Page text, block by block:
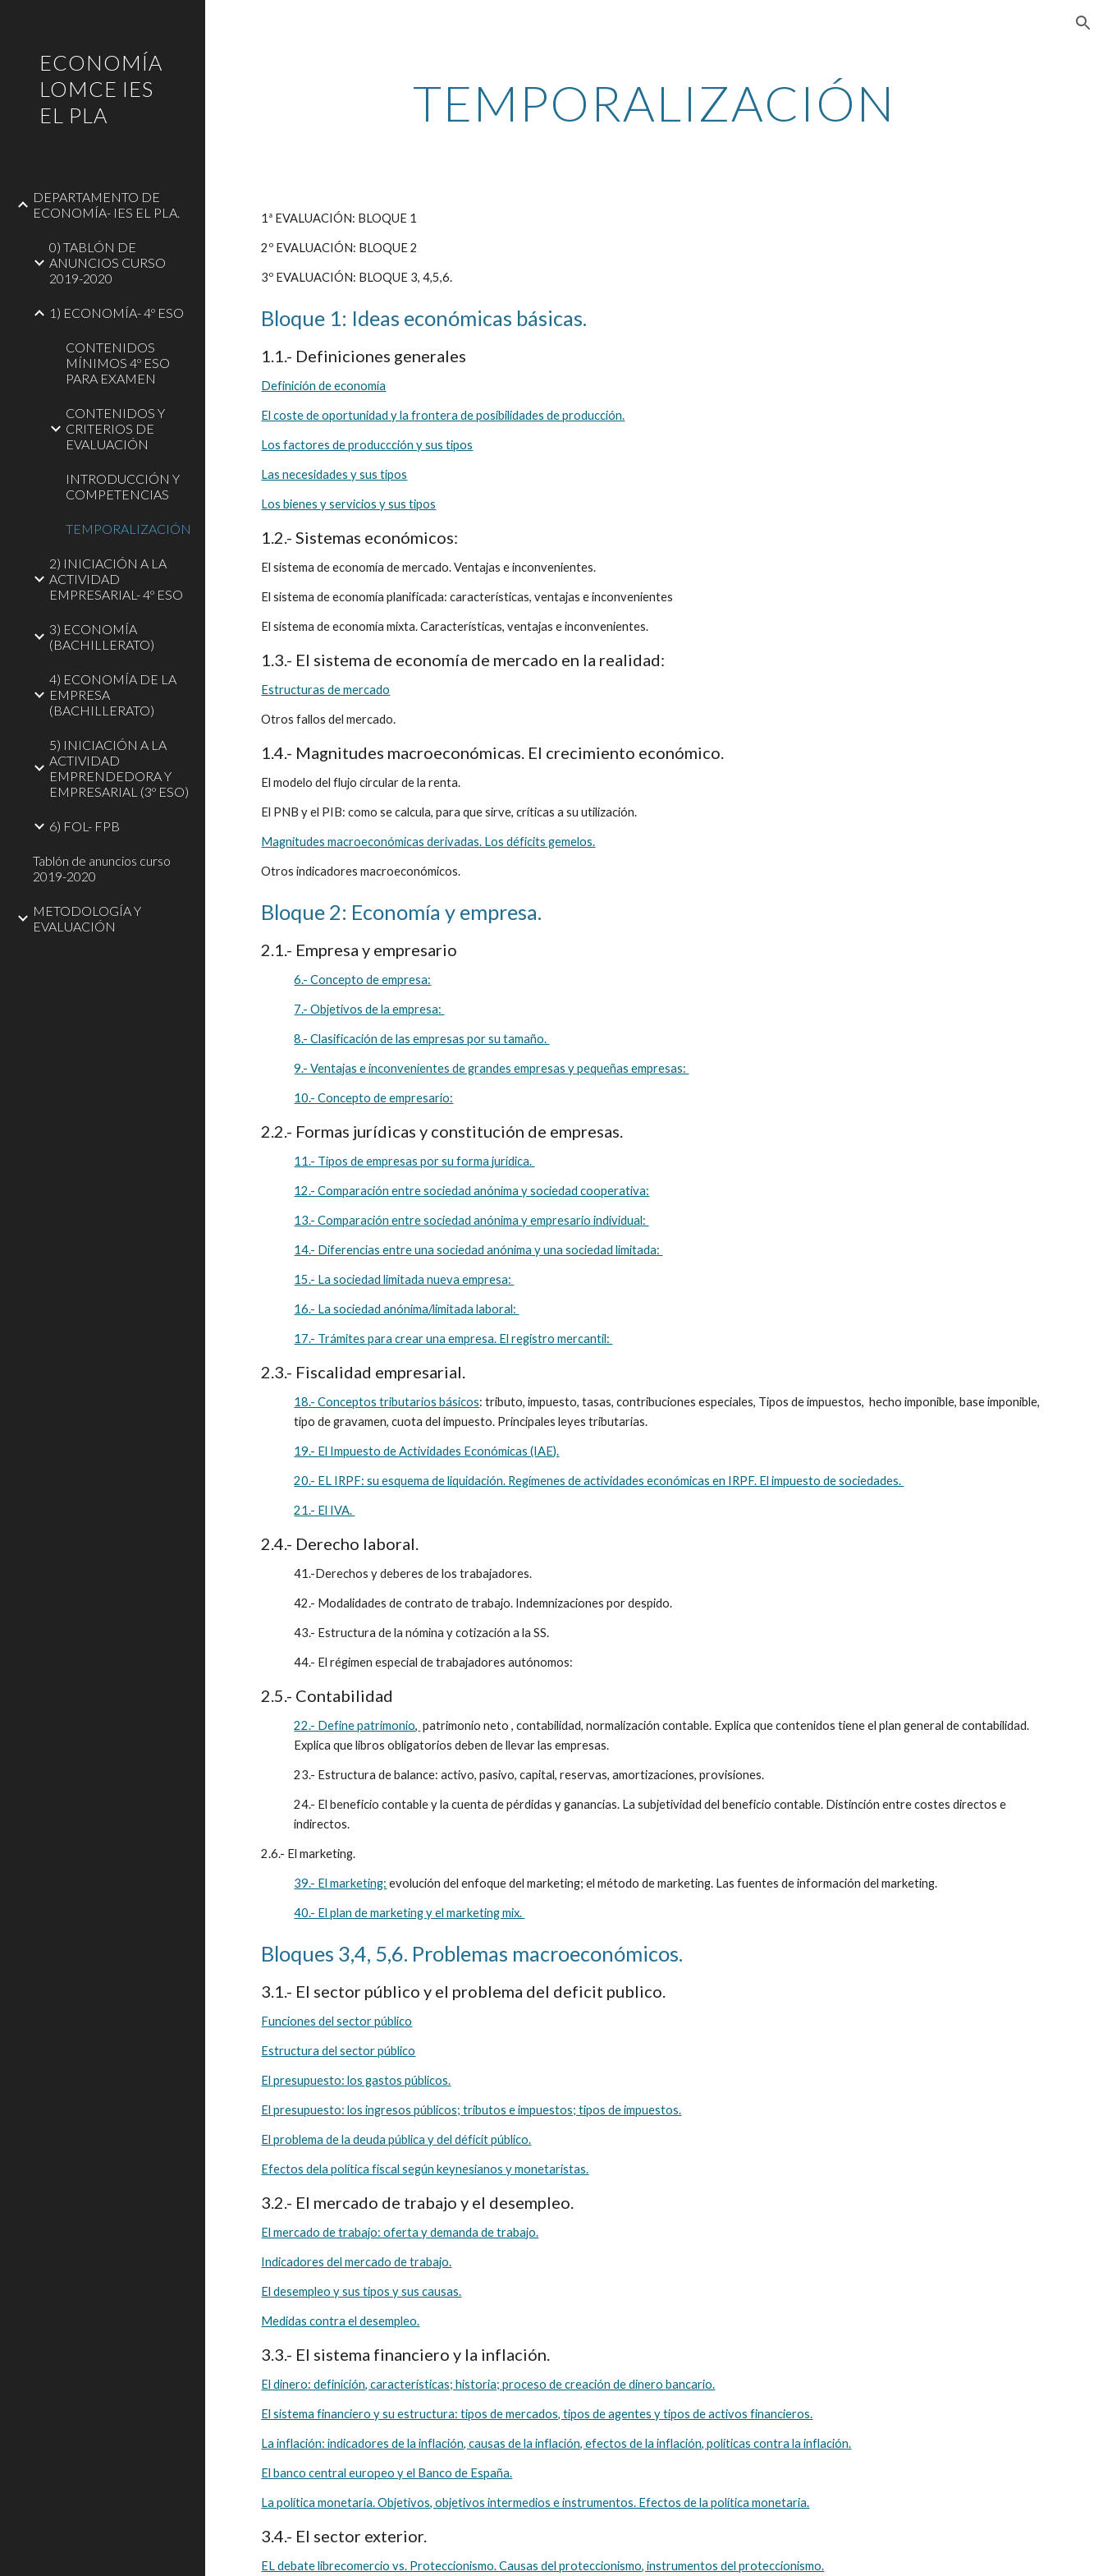
ECONOMÍA
LOMCE IES
EL PLA
DEPARTAMENTO DE
ECONOMÍA- IES EL PLA.
0) TABLÓN DE
ANUNCIOS CURSO
2019-2020
1) ECONOMÍA- 4º ESO
CONTENIDOS
MÍNIMOS 4º ESO
PARA EXAMEN
CONTENIDOS Y
CRITERIOS DE
EVALUACIÓN
INTRODUCCIÓN Y
COMPETENCIAS
TEMPORALIZACIÓN
2) INICIACIÓN A LA
ACTIVIDAD
EMPRESARIAL- 4º ESO
3) ECONOMÍA
(BACHILLERATO)
4) ECONOMÍA DE LA
EMPRESA
(BACHILLERATO)
5) INICIACIÓN A LA
ACTIVIDAD
EMPRENDEDORA Y
EMPRESARIAL (3º ESO)
6) FOL- FPB
Tablón de anuncios curso
2019-2020
METODOLOGÍA Y
EVALUACIÓN
TEMPORALIZACIÓN
1ª EVALUACIÓN: BLOQUE 1
2º EVALUACIÓN: BLOQUE 2
3º EVALUACIÓN: BLOQUE 3, 4,5,6.
Bloque 1: Ideas económicas básicas.
1.1.- Definiciones generales
Definición de economía
El coste de oportunidad y la frontera de posibilidades de producción.
Los factores de produccción y sus tipos
Las necesidades y sus tipos
Los bienes y servicios y sus tipos
1.2.- Sistemas económicos:
El sistema de economía de mercado. Ventajas e inconvenientes.
El sistema de economía planificada: características, ventajas e inconvenientes
El sistema de economía mixta. Características, ventajas e inconvenientes.
1.3.- El sistema de economía de mercado en la realidad:
Estructuras de mercado
Otros fallos del mercado.
1.4.- Magnitudes macroeconómicas. El crecimiento económico.
El modelo del flujo circular de la renta.
El PNB y el PIB: como se calcula, para que sirve, críticas a su utilización.
Magnitudes macroeconómicas derivadas. Los déficits gemelos.
Otros indicadores macroeconómicos.
Bloque 2: Economía y empresa.
2.1.- Empresa y empresario
6.- Concepto de empresa:
7.- Objetivos de la empresa:
8.- Clasificación de las empresas por su tamaño.
9.- Ventajas e inconvenientes de grandes empresas y pequeñas empresas:
10.- Concepto de empresario:
2.2.- Formas jurídicas y constitución de empresas.
11.- Tipos de empresas por su forma jurídica.
12.- Comparación entre sociedad anónima y sociedad cooperativa:
13.- Comparación entre sociedad anónima y empresario individual:
14.- Diferencias entre una sociedad anónima y una sociedad limitada:
15.- La sociedad limitada nueva empresa:
16.- La sociedad anónima/limitada laboral:
17.- Trámites para crear una empresa. El registro mercantil:
2.3.- Fiscalidad empresarial.
18.- Conceptos tributarios básicos: tributo, impuesto, tasas, contribuciones especiales, Tipos de impuestos,  hecho imponible, base imponible,
tipo de gravamen, cuota del impuesto. Principales leyes tributarias.
19.- El Impuesto de Actividades Económicas (IAE).
20.- EL IRPF: su esquema de liquidación. Regímenes de actividades económicas en IRPF. El impuesto de sociedades.
21.- El IVA.
2.4.- Derecho laboral.
41.-Derechos y deberes de los trabajadores.
42.- Modalidades de contrato de trabajo. Indemnizaciones por despido.
43.- Estructura de la nómina y cotización a la SS.
44.- El régimen especial de trabajadores autónomos:
2.5.- Contabilidad
22.- Define patrimonio, patrimonio neto , contabilidad, normalización contable. Explica que contenidos tiene el plan general de contabilidad.
Explica que libros obligatorios deben de llevar las empresas.
23.- Estructura de balance: activo, pasivo, capital, reservas, amortizaciones, provisiones.
24.- El beneficio contable y la cuenta de pérdidas y ganancias. La subjetividad del beneficio contable. Distinción entre costes directos e
indirectos.
2.6.- El marketing.
39.- El marketing: evolución del enfoque del marketing; el método de marketing. Las fuentes de información del marketing.
40.- El plan de marketing y el marketing mix.
Bloques 3,4, 5,6. Problemas macroeconómicos.
3.1.- El sector público y el problema del deficit publico.
Funciones del sector público
Estructura del sector público
El presupuesto: los gastos públicos.
El presupuesto: los ingresos públicos; tributos e impuestos; tipos de impuestos.
El problema de la deuda pública y del déficit público.
Efectos dela política fiscal según keynesianos y monetaristas.
3.2.- El mercado de trabajo y el desempleo.
El mercado de trabajo: oferta y demanda de trabajo.
Indicadores del mercado de trabajo.
El desempleo y sus tipos y sus causas.
Medidas contra el desempleo.
3.3.- El sistema financiero y la inflación.
El dinero: definición, características; historia; proceso de creación de dinero bancario.
El sistema financiero y su estructura: tipos de mercados, tipos de agentes y tipos de activos financieros.
La inflación: indicadores de la inflación, causas de la inflación, efectos de la inflación, políticas contra la inflación.
El banco central europeo y el Banco de España.
La política monetaria. Objetivos, objetivos intermedios e instrumentos. Efectos de la política monetaria.
3.4.- El sector exterior.
EL debate librecomercio vs. Proteccionismo. Causas del proteccionismo, instrumentos del proteccionismo.